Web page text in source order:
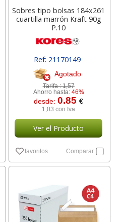
Sobres tipo bolsas 184x261
cuartilla marrón Kraft 90g
P.10
Ref: 21170149
[ 21171149 ]
Agotado
Tarifa :1,57
Ahorro hasta: 46%
desde:0.85€
1,03 con Iva
Ver el Producto
favoritos Comparar